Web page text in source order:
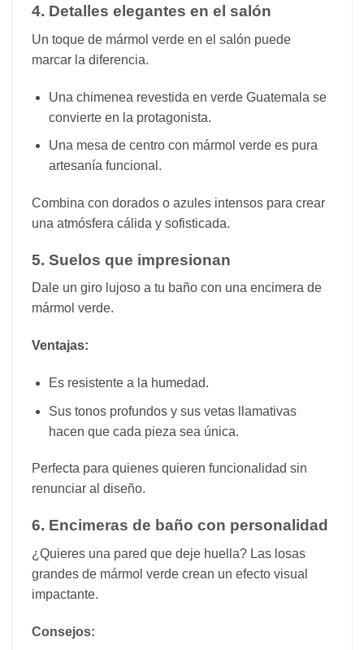
4. Detalles elegantes en el salón
Un toque de mármol verde en el salón puede
marcar la diferencia.
Una chimenea revestida en verde Guatemala se
convierte en la protagonista.
Una mesa de centro con mármol verde es pura
artesanía funcional.
Combina con dorados o azules intensos para crear
una atmósfera cálida y sofisticada.
5. Suelos que impresionan
Dale un giro lujoso a tu baño con una encimera de
mármol verde.
Ventajas:
Es resistente a la humedad.
Sus tonos profundos y sus vetas llamativas
hacen que cada pieza sea única.
Perfecta para quienes quieren funcionalidad sin
renunciar al diseño.
6. Encimeras de baño con personalidad
¿Quieres una pared que deje huella? Las losas
grandes de mármol verde crean un efecto visual
impactante.
Consejos: